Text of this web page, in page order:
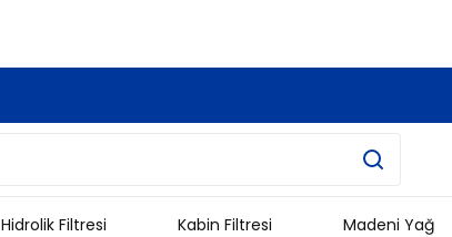
Hidrolik Filtresi Kabin Filtresi Madeni Yağ